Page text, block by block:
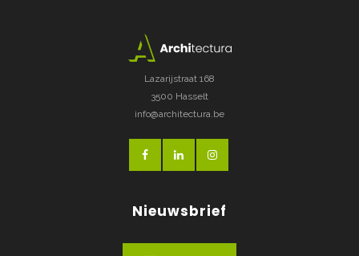
Lazarijstraat 168
3500 Hasselt
info@architectura.be
Nieuwsbrief